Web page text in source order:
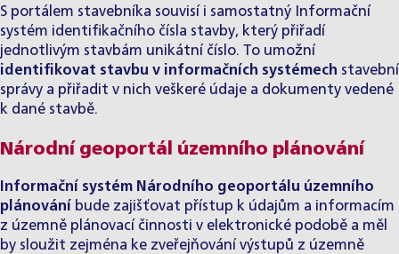
S portálem stavebníka souvisí i samostatný Informační
systém identifikačního čísla stavby, který přiřadí
jednotlivým stavbám unikátní číslo. To umožní
identifikovat stavbu v informačních systémech stavební
správy a přiřadit v nich veškeré údaje a dokumenty vedené
k dané stavbě.
Národní geoportál územního plánování
Informační systém Národního geoportálu územního
plánování bude zajišťovat přístup k údajům a informacím
z územně plánovací činnosti v elektronické podobě a měl
by sloužit zejména ke zveřejňování výstupů z územně